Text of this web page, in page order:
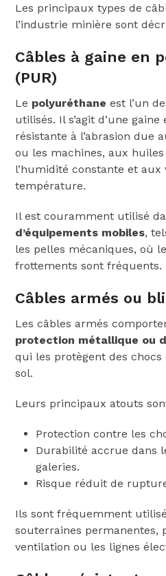
Les principaux types de
l’industrie minière sont
Câbles à gaine en
(PUR)
Le polyuréthane est l’un
utilisés. Il s’agit d’une
résistante à l’abrasion due
ou les machines, aux
l’humidité constante et aux
température.
Il est couramment utilisé
d’équipements mobiles,
les pelles mécaniques, où
frottements sont fréquents.
Câbles armés ou
Les câbles armés
protection métallique ou
qui les protègent des
sol.
Leurs principaux atouts
Protection contre les
Durabilité accrue dans
galeries.
Risque réduit de
Ils sont fréquemment
souterraines permanentes,
ventilation ou les lignes